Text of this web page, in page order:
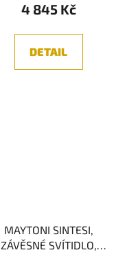
4 845 Kč
DETAIL
MAYTONI SINTESI,
ZÁVĚSNÉ SVÍTIDLO,